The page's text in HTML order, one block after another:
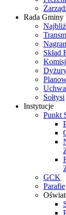
Rada Gminy
Skład
Sołtysi
Instytucje
Punkt
GCK
Parafie